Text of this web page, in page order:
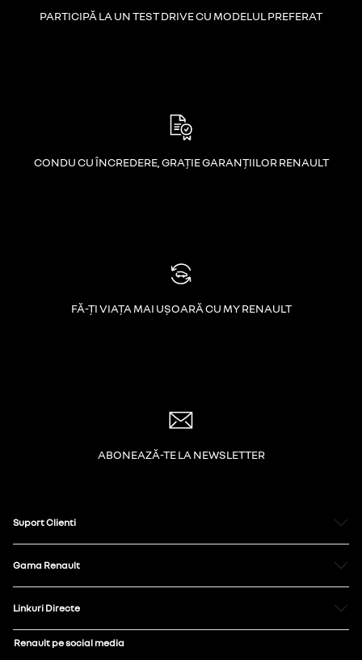
PARTICIPĂ LA UN TEST DRIVE CU MODELUL PREFERAT
CONDU CU ÎNCREDERE, GRAȚIE GARANȚIILOR RENAULT
FĂ-ȚI VIAȚA MAI UȘOARĂ CU MY RENAULT
ABONEAZĂ-TE LA NEWSLETTER
Suport Clienti
Gama Renault
Linkuri Directe
Renault pe social media